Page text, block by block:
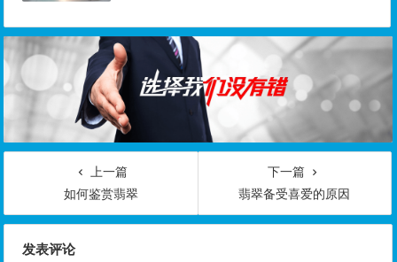
上一篇
如何鉴赏翡翠
下一篇
翡翠备受喜爱的原因
发表评论